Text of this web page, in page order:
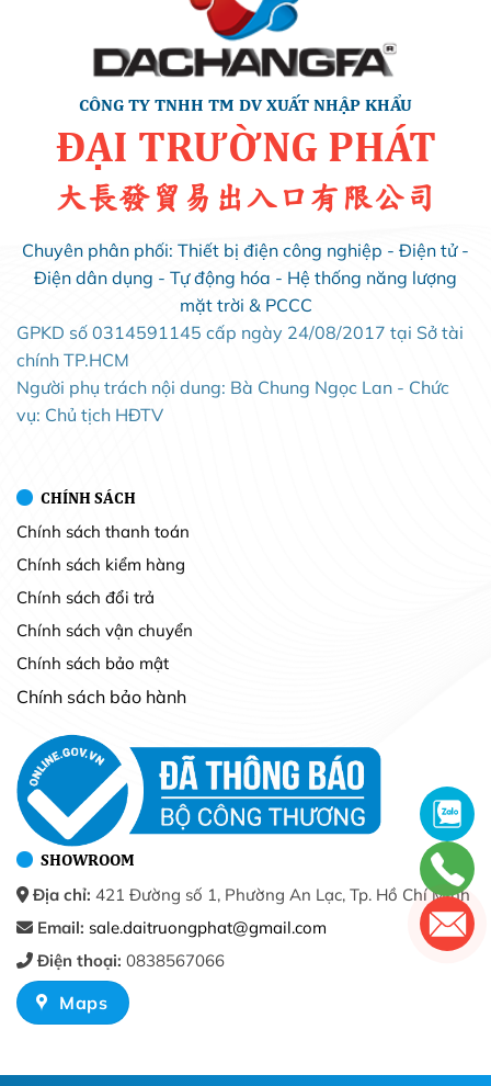
CÔNG TY TNHH TM DV XUẤT NHẬP KHẨU
ĐẠI TRƯỜNG PHÁT
大長發貿易出入口有限公司
Chuyên phân phối: Thiết bị điện công nghiệp - Điện tử -
Điện dân dụng - Tự động hóa - Hệ thống năng lượng
mặt trời & PCCC
GPKD số 0314591145 cấp ngày 24/08/2017 tại Sở tài
chính TP.HCM
Người phụ trách nội dung: Bà Chung Ngọc Lan - Chức
vụ: Chủ tịch HĐTV
CHÍNH SÁCH
Chính sách thanh toán
Chính sách kiểm hàng
Chính sách đổi trả
Chính sách vận chuyển
Chính sách bảo mật
Chính sách bảo hành
SHOWROOM
Địa chỉ: 421 Đường số 1, Phường An Lạc, Tp. Hồ Chí Minh
Email: sale.daitruongphat@gmail.com
Điện thoại: 0838567066
Maps